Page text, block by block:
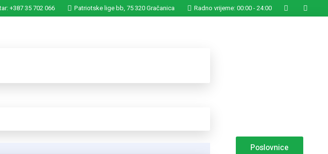
+387 35 702 066 Patriotske lige bb, 75 320 Gračanica Radno vrijeme: 00:00 - 24:00
Poslovnice